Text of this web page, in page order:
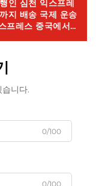
인 심천 익스프레
지 배송 국제 운송
프레스 중국에서
니다.
0/100
0/100